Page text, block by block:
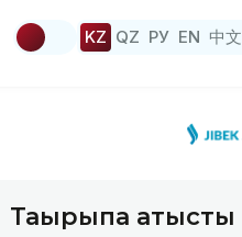
KZ QZ РУ EN 中文
Тақырыпқа қатысты